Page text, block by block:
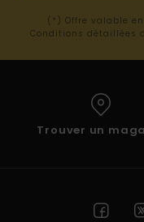
(*) Offre valable
Conditions détaillées
Trouver un